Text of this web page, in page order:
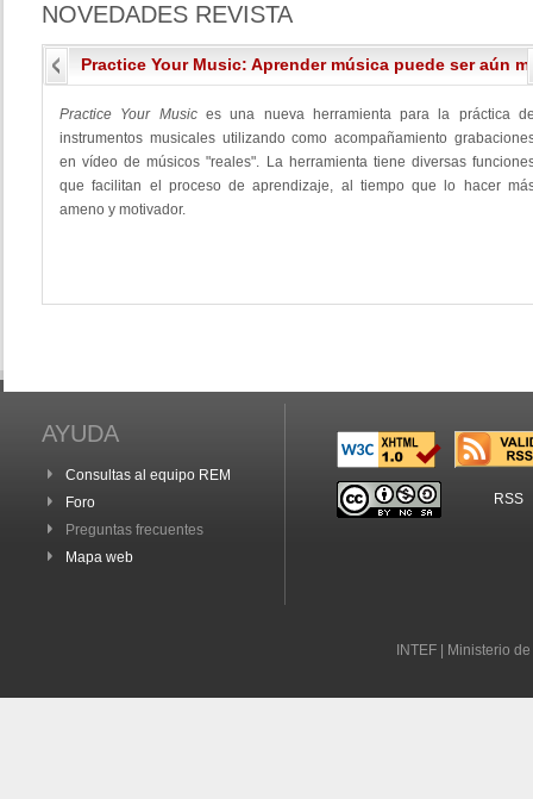
NOVEDADES REVISTA
Practice Your Music: Aprender música puede ser aún
Practice Your Music es una nueva herramienta para la práctica
instrumentos musicales utilizando como acompañamiento
en vídeo de músicos "reales". La herramienta tiene diversas
que facilitan el proceso de aprendizaje, al tiempo que lo hacer
ameno y motivador.
AYUDA
Consultas al equipo REM
Foro
Preguntas frecuentes
Mapa web
RSS
INTEF | Ministerio